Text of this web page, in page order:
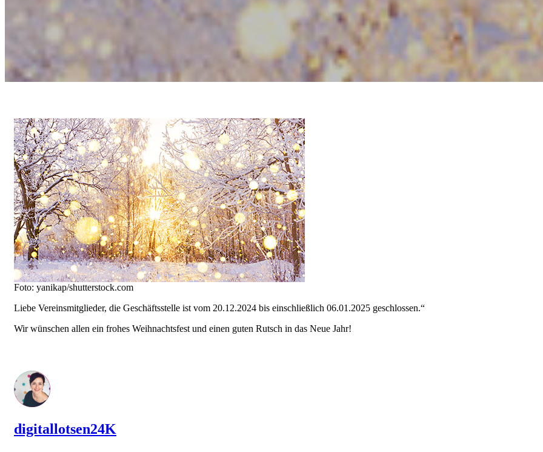
Foto: yanikap/shutterstock.com
Liebe Vereinsmitglieder, die Geschäftsstelle ist vom 20.12.2024 bis einschließlich 06.01.2025 geschlossen.“
Wir wünschen allen ein frohes Weihnachtsfest und einen guten Rutsch in das Neue Jahr!
digitallotsen24K